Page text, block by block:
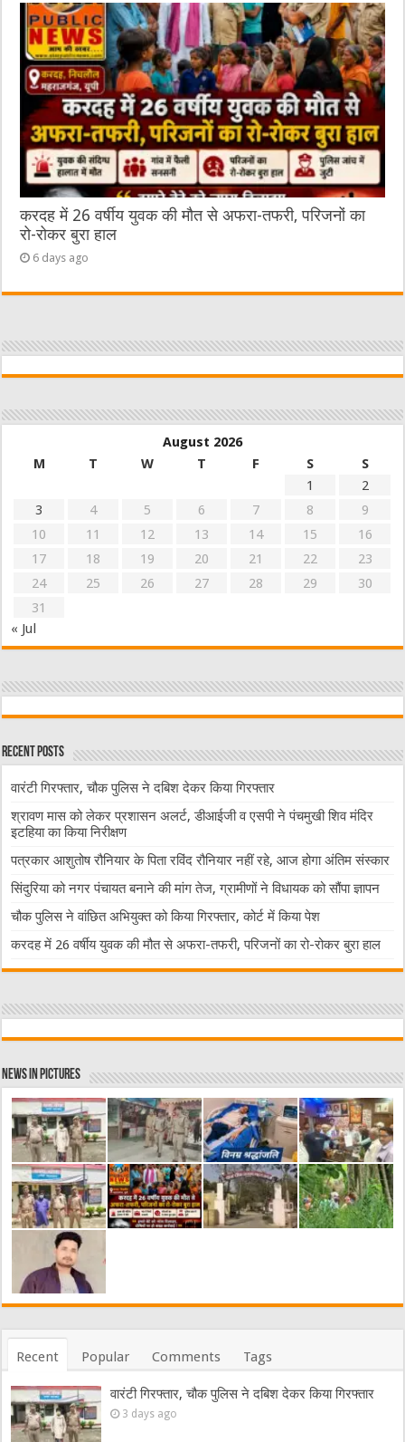
करदह में 26 वर्षीय युवक की मौत से अफरा-तफरी, परिजनों का
रो-रोकर बुरा हाल
6 days ago
August 2026
M
T W T F S
S
1
2
3
4 5 6 7 8
9
10
11 12 13 14 15
16
17
18 19 20 21 22
23
24
25 26 27 28 29
30
31
« Jul
Recent Posts
वारंटी गिरफ्तार, चौक पुलिस ने दबिश देकर किया गिरफ्तार
श्रावण मास को लेकर प्रशासन अलर्ट, डीआईजी व एसपी ने पंचमुखी शिव मंदिर
इटहिया का किया निरीक्षण
पत्रकार आशुतोष रौनियार के पिता रविंद रौनियार नहीं रहे, आज होगा अंतिम संस्कार
सिंदुरिया को नगर पंचायत बनाने की मांग तेज, ग्रामीणों ने विधायक को सौंपा ज्ञापन
चौक पुलिस ने वांछित अभियुक्त को किया गिरफ्तार, कोर्ट में किया पेश
करदह में 26 वर्षीय युवक की मौत से अफरा-तफरी, परिजनों का रो-रोकर बुरा हाल
News in Pictures
Recent Popular Comments Tags
वारंटी गिरफ्तार, चौक पुलिस ने दबिश देकर किया गिरफ्तार
3 days ago